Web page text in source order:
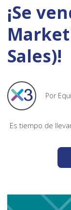
¡Se
Sales)!
Por
Es tiempo de